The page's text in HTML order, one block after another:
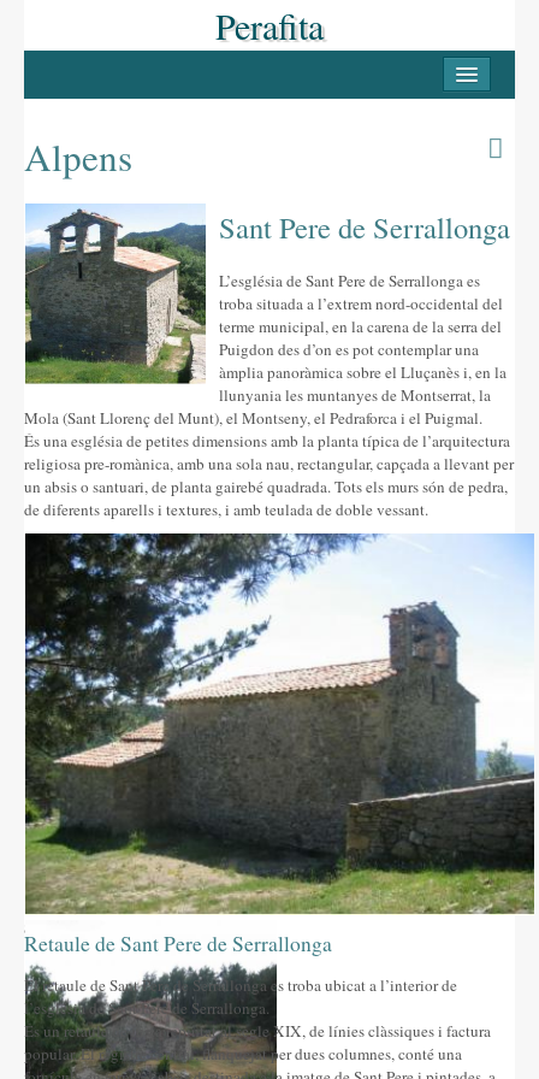
Perafita
Casc antic
Les Masies
Llocs d’interès
LLUÇANÈS
Pobles del Lluçanès
FESTES
La Candelera
La Festa Major
Altres festes
AGENDA
ON MENJAR I DORMIR
Cases rurals, agroturisme
RUTES
Miradors de la Comarca
Romànic del Lluçanès
CONTACTE
Alpens
Sant Pere de Serrallonga
L’església de Sant Pere de Serrallonga es
troba situada a l’extrem nord-occidental del
terme municipal, en la carena de la serra del
Puigdon des d’on es pot contemplar una
àmplia panoràmica sobre el Lluçanès i, en la
llunyania les muntanyes de Montserrat, la
Mola (Sant Llorenç del Munt), el Montseny, el Pedraforca i el Puigmal.
És una església de petites dimensions amb la planta típica de l’arquitectura
religiosa pre-romànica, amb una sola nau, rectangular, capçada a llevant per
un absis o santuari, de planta gairebé quadrada. Tots els murs són de pedra,
de diferents aparells i textures, i amb teulada de doble vessant.
Sant Pere de Serrallonga-3
Retaule de Sant Pere de Serrallonga
El retaule de Sant Pere de Serrallonga es troba ubicat a l’interior de
l’església de Sant Pere de Serrallonga.
És un retaule de fusta repintat al segle XIX, de línies clàssiques i factura
popular. El registre central, flanquejat per dues columnes, conté una